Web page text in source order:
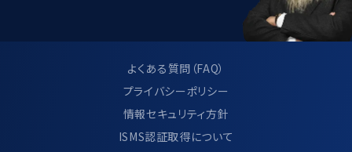
よくある質問（FAQ）
プライバシーポリシー
情報セキュリティ方針
ISMS認証取得について